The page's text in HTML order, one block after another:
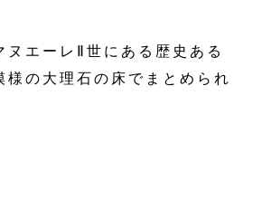
エーレⅡ世にある歴史ある
の大理石の床でまとめられ